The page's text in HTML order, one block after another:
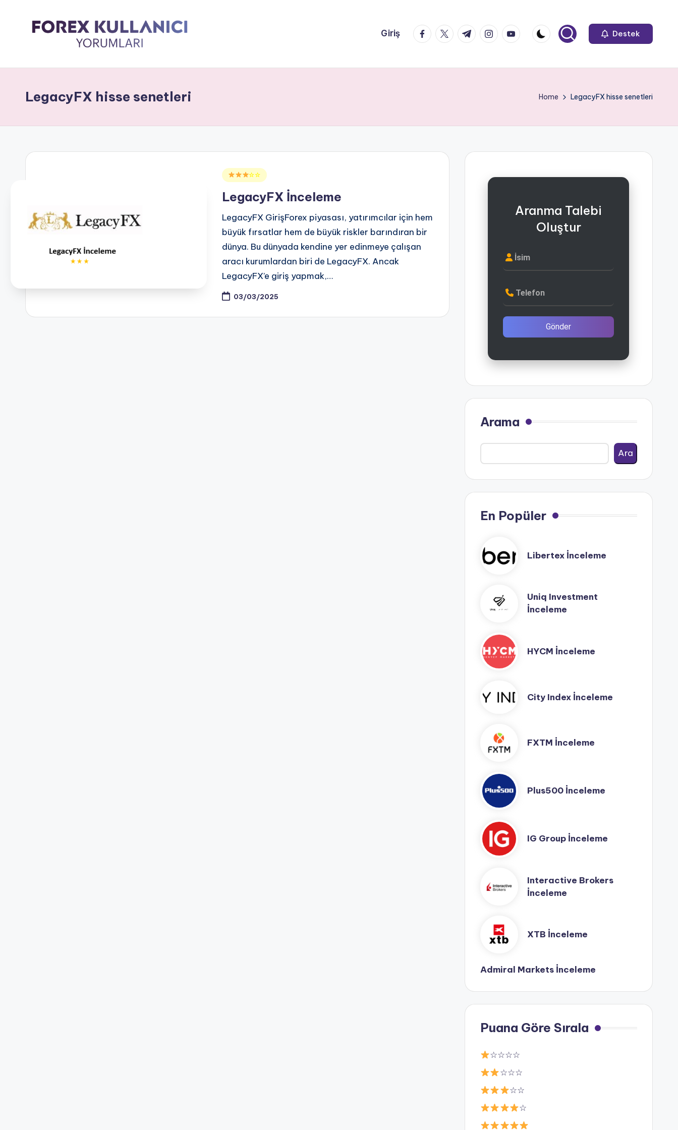
Giriş facebook.com
twitter.com
t.me instagram.com
youtube.com Destek
LegacyFX hisse senetleri Home LegacyFX hisse senetleri
Posted☆☆
LegacyFX İnceleme
LegacyFX GirişForex piyasası, yatırımcılar için hem
büyük fırsatlar hem de büyük riskler barındıran bir
dünya. Bu dünyada kendine yer edinmeye çalışan
aracı kurumlardan biri de LegacyFX. Ancak
LegacyFX’e giriş yapmak,…
03/03/2025
Aranma Talebi
Oluştur
İsim
Telefon
Gönder
Arama
Ara
En Popüler
Libertex İnceleme
Uniq Investment
İnceleme
HYCM İnceleme
City Index İnceleme
FXTM İnceleme
Plus500 İnceleme
IG Group İnceleme
Interactive Brokers
İnceleme
XTB İnceleme
Admiral Markets İnceleme
Puana Göre Sırala
☆☆☆☆
☆☆☆
☆☆
☆